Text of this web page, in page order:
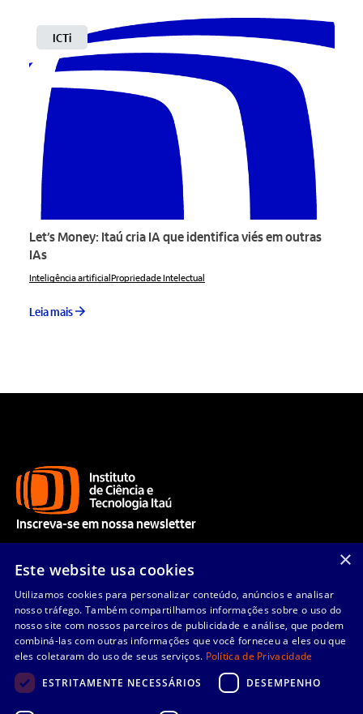
ICTi
Let’s Money: Itaú cria IA que identifica viés em outras
IAs
Inteligência artificialPropriedade Intelectual
Leia mais
Inscreva-se em nossa newsletter
Enviar
Termos de Uso
Quem somos Linhas de pesquisa
×
Este website usa cookies
Utilizamos cookies para personalizar conteúdo, anúncios e analisar
nosso tráfego. Também compartilhamos informações sobre o uso do
nosso site com nossos parceiros de publicidade e análise, que podem
combiná-las com outras informações que você forneceu a eles ou que
eles coletaram do uso de seus serviços. Política de Privacidade
ESTRITAMENTE NECESSÁRIOS
DESEMPENHO